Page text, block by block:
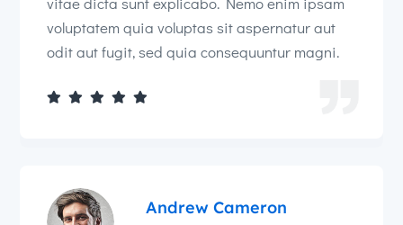
voluptatem quia voluptas sit aspernatur aut
odit aut fugit, sed quia consequuntur magni.
    
Andrew Cameron